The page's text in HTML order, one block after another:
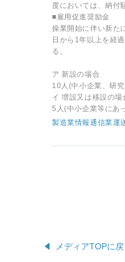
度においては、納付
■雇用促進奨励金
操業開始に伴い新た
日から1年以上を経
る。
ア 新設の場合
10人(中小企業、研
イ 増設又は移設の場
5人(中小企業等にあ
製造業情報通信業運
メディアTOPに戻